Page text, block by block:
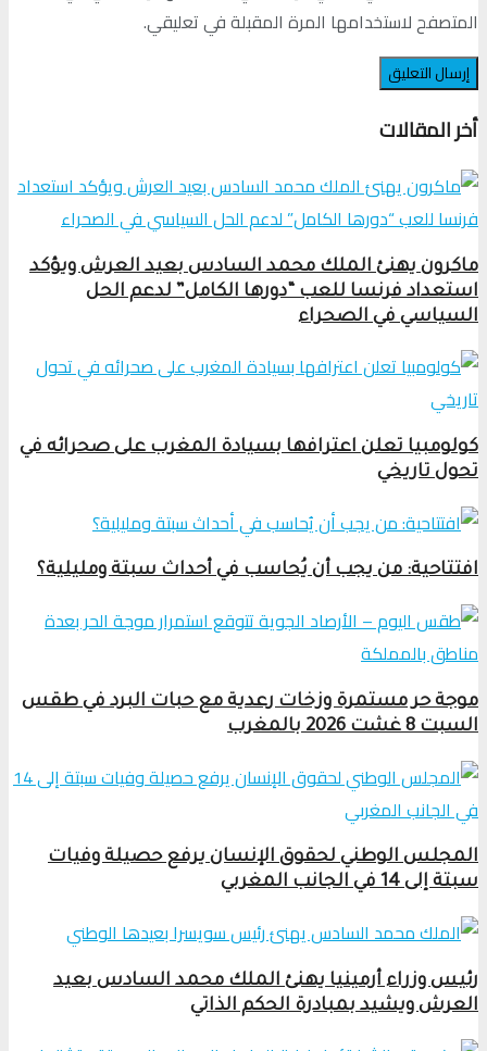
المتصفح لاستخدامها المرة المقبلة في تعليقي.
أخر المقالات
ماكرون يهنئ الملك محمد السادس بعيد العرش ويؤكد
استعداد فرنسا للعب “دورها الكامل” لدعم الحل
السياسي في الصحراء
كولومبيا تعلن اعترافها بسيادة المغرب على صحرائه في
تحول تاريخي
افتتاحية: من يجب أن يُحاسب في أحداث سبتة ومليلية؟
موجة حر مستمرة وزخات رعدية مع حبات البرد في طقس
السبت 8 غشت 2026 بالمغرب
المجلس الوطني لحقوق الإنسان يرفع حصيلة وفيات
سبتة إلى 14 في الجانب المغربي
رئيس وزراء أرمينيا يهنئ الملك محمد السادس بعيد
العرش ويشيد بمبادرة الحكم الذاتي